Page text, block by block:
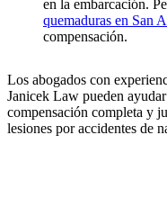
en la embarcación.
quemaduras en San
compensación.
Los abogados con
Janicek Law pueden
compensación completa y
lesiones por accidentes de